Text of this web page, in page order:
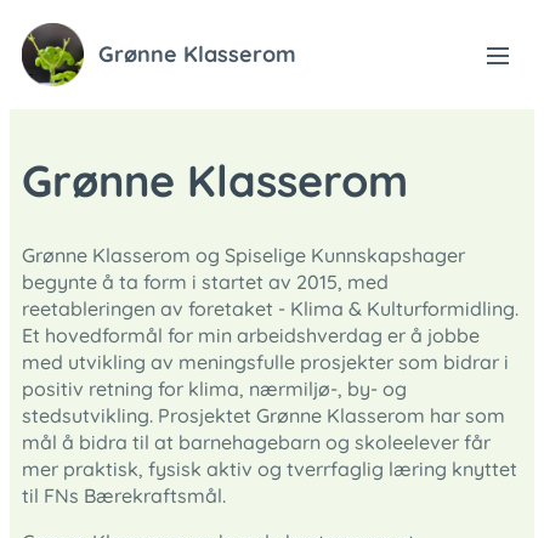
Grønne Klasserom
Grønne Klasserom
Grønne Klasserom og Spiselige Kunnskapshager
begynte å ta form i startet av 2015, med
reetableringen av foretaket - Klima & Kulturformidling.
Et hovedformål for min arbeidshverdag er å jobbe
med utvikling av meningsfulle prosjekter som bidrar i
positiv retning for klima, nærmiljø-, by- og
stedsutvikling. Prosjektet Grønne Klasserom har som
mål å bidra til at barnehagebarn og skoleelever får
mer praktisk, fysisk aktiv og tverrfaglig læring knyttet
til FNs Bærekraftsmål.